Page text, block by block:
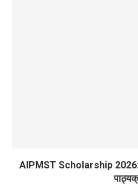
AIPMST Scholarship